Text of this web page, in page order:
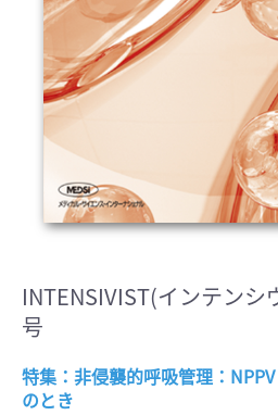
INTENSIVIST(インテンシ
号
特集：非侵襲的呼吸管理：
のとき